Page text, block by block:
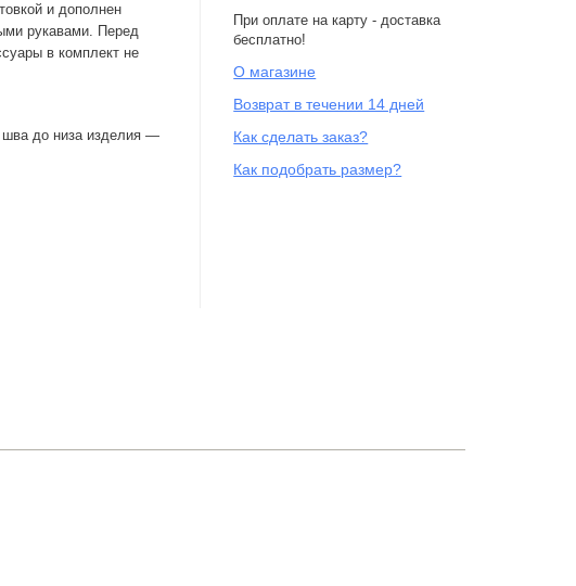
и дополнен
рукавами. Перед
в комплект не
шва до низа изделия —
При оплате на карту - доставка
бесплатно!
О магазине
Возврат в течении 14 дней
Как сделать заказ?
Как подобрать размер?